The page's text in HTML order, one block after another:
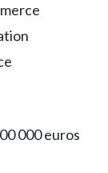
000 euros